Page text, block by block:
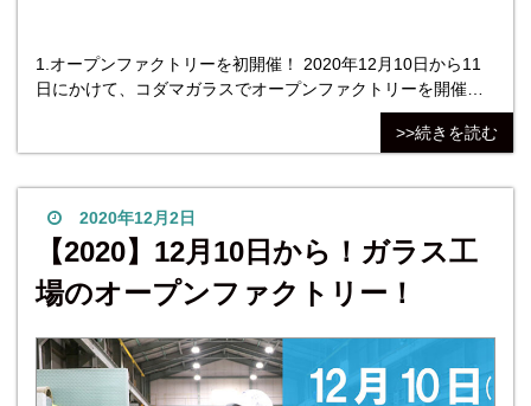
1.オープンファクトリーを初開催！ 2020年12月10日から11
日にかけて、コダマガラスでオープンファクトリーを開催し
ました！ コロナウイルス対策をしっかりと行い、2日間で30
てもらう取り組みのことです。 2025年の大阪・関西万博に先
駆け、八尾市・東大阪市、堺市、門真市で
>>続きを読む
2020年12月2日
【2020】12月10日から！ガラス工
場のオープンファクトリー！